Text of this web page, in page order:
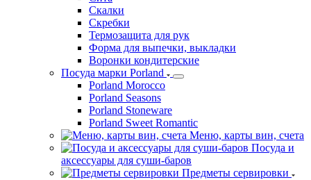
Скалки
Скребки
Термозащита для рук
Форма для выпечки, выкладки
Воронки кондитерские
Посуда марки Porland
Porland Morocco
Porland Seasons
Porland Stoneware
Porland Sweet Romantic
Меню, карты вин, счета
Посуда и
аксессуары для суши-баров
Предметы сервировки